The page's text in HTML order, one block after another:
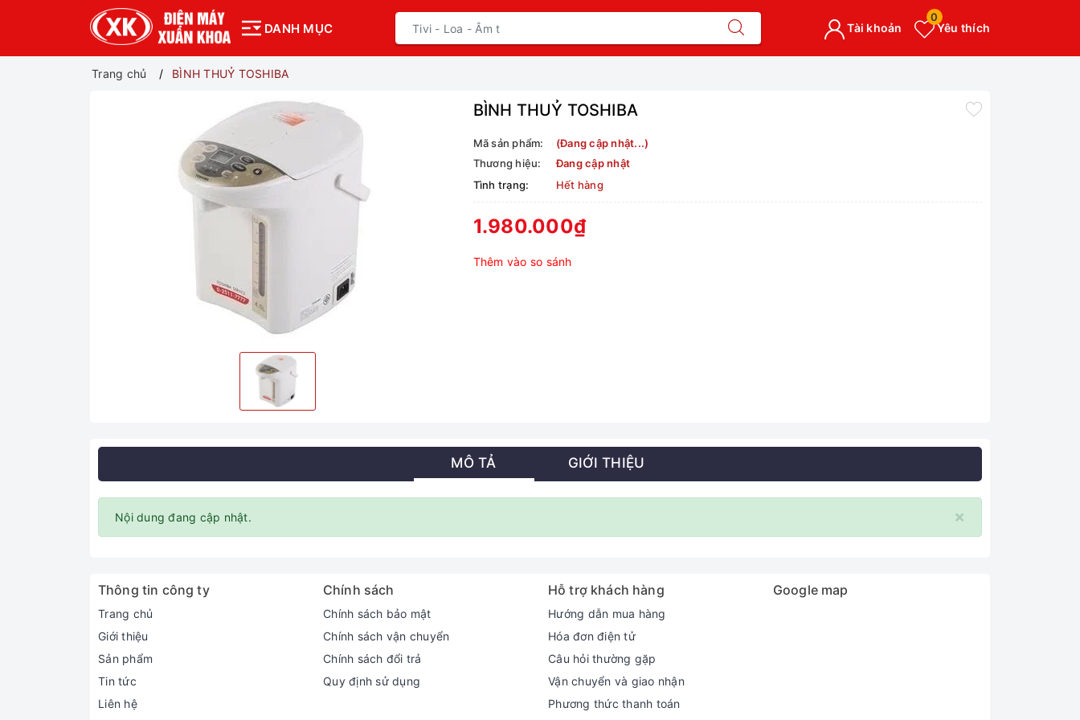
DANH MỤC Yêu thích
0
Tài khoản
Trang chủ BÌNH THUỶ TOSHIBA
BÌNH THUỶ TOSHIBA
Mã sản phẩm:
(Đang cập nhật...)
Thương hiệu:
Đang cập nhật
Tình trạng:
Hết hàng
1.980.000₫
Thêm vào so sánh
MÔ TẢ GIỚI THIỆU
×
Nội dung đang cập nhật.
Thông tin công ty
Trang chủ
Giới thiệu
Sản phẩm
Tin tức
Liên hệ
Chính sách
Chính sách bảo mật
Chính sách vận chuyển
Chính sách đổi trả
Quy định sử dụng
Hỗ trợ khách hàng
Hướng dẫn mua hàng
Hóa đơn điện tử
Câu hỏi thường gặp
Vận chuyển và giao nhận
Phương thức thanh toán
Google map